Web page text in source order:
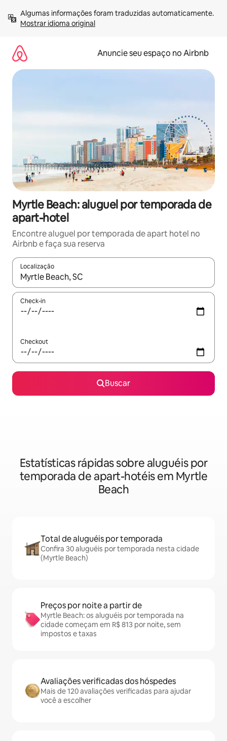
para
Mostrar idioma original
Anuncie seu espaço no Airbnb
Myrtle Beach: aluguel por temporada de
apart-hotel
Encontre aluguel por temporada de apart hotel no
Airbnb e faça sua reserva
Localização
Quando os resultados estiverem disponíveis, explore-os
Check-in
Checkout
Buscar
Estatísticas rápidas sobre aluguéis por
temporada de apart-hotéis em Myrtle
Beach
Total de aluguéis por temporada
Confira 30 aluguéis por temporada nesta cidade
(Myrtle Beach)
Preços por noite a partir de
Myrtle Beach: os aluguéis por temporada na
cidade começam em R$ 813 por noite, sem
impostos e taxas
Avaliações verificadas dos hóspedes
Mais de 120 avaliações verificadas para ajudar
você a escolher